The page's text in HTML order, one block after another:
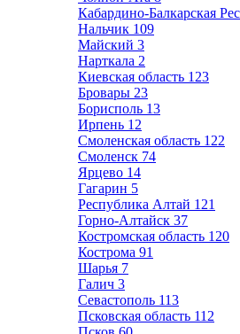
Кабардино-Балкарская
Нальчик 109
Майский 3
Нарткала 2
Киевская область 123
Бровары 23
Борисполь 13
Ирпень 12
Смоленская область 122
Смоленск 74
Ярцево 14
Гагарин 5
Республика Алтай 121
Горно-Алтайск 37
Костромская область 120
Кострома 91
Шарья 7
Галич 3
Севастополь 113
Псковская область 112